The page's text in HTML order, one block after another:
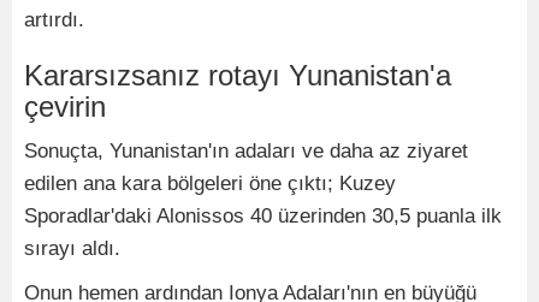
artırdı.
Kararsızsanız rotayı Yunanistan'a
çevirin
Sonuçta, Yunanistan'ın adaları ve daha az ziyaret
edilen ana kara bölgeleri öne çıktı; Kuzey
Sporadlar'daki Alonissos 40 üzerinden 30,5 puanla ilk
sırayı aldı.
Onun hemen ardından Ionya Adaları'nın en büyüğü